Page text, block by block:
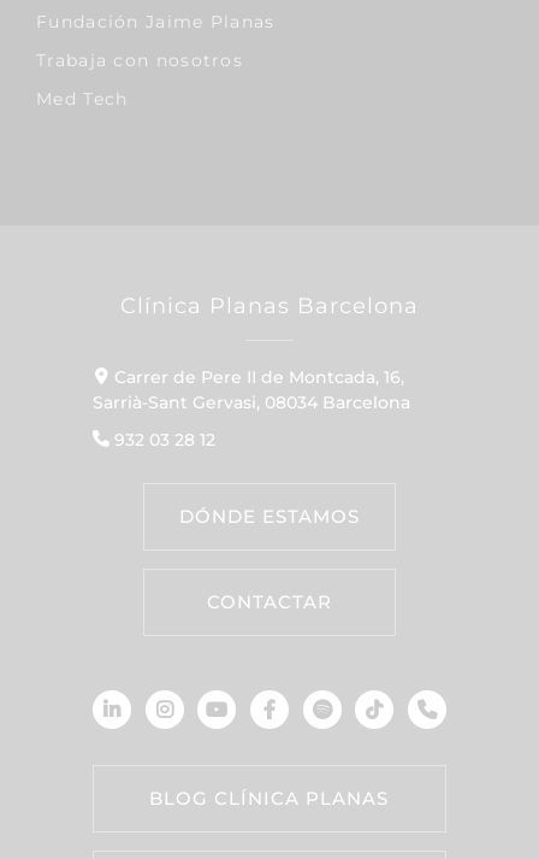
Fundación Jaime Planas
Trabaja con nosotros
Med Tech
Clínica Planas Barcelona
Carrer de Pere II de Montcada, 16,
Sarrià-Sant Gervasi, 08034 Barcelona
932 03 28 12
DÓNDE ESTAMOS
CONTACTAR
BLOG CLÍNICA PLANAS